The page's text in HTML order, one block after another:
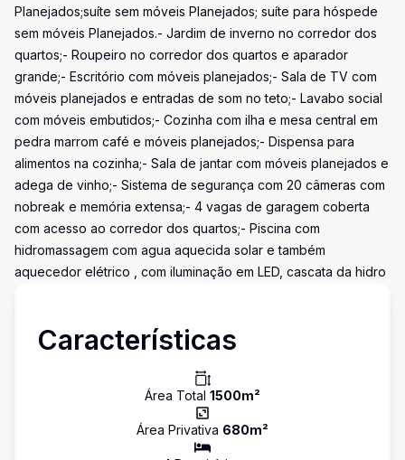
Planejados;suíte sem móveis Planejados; suíte para hóspede
sem móveis Planejados.- Jardim de inverno no corredor dos
quartos;- Roupeiro no corredor dos quartos e aparador
grande;- Escritório com móveis planejados;- Sala de TV com
móveis planejados e entradas de som no teto;- Lavabo social
com móveis embutidos;- Cozinha com ilha e mesa central em
pedra marrom café e móveis planejados;- Dispensa para
alimentos na cozinha;- Sala de jantar com móveis planejados e
adega de vinho;- Sistema de segurança com 20 câmeras com
nobreak e memória extensa;- 4 vagas de garagem coberta
com acesso ao corredor dos quartos;- Piscina com
hidromassagem com agua aquecida solar e também
aquecedor elétrico , com iluminação em LED, cascata da hidro
Características
Área Total 1500m²
Área Privativa 680m²